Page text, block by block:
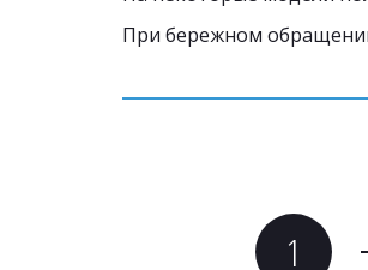
При бережном